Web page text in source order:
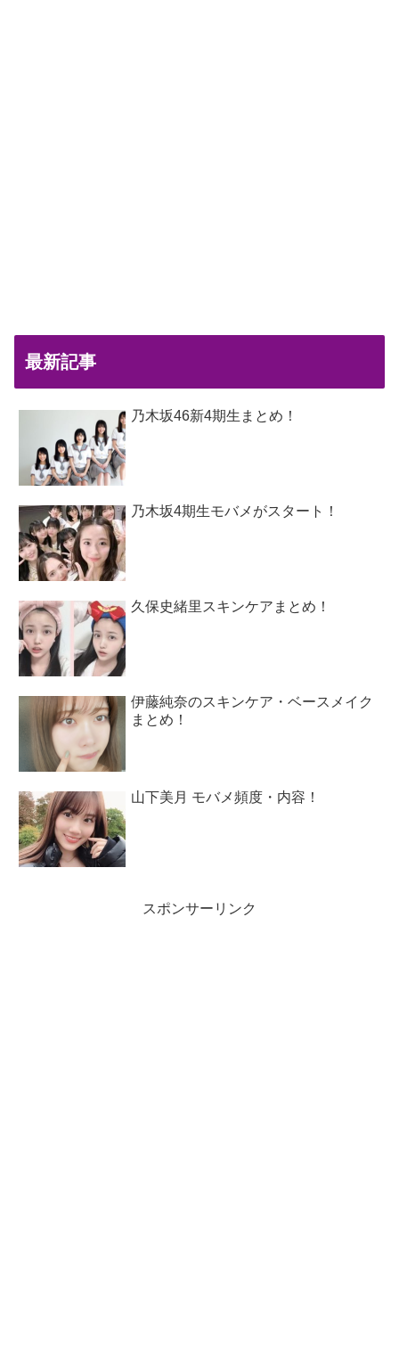
最新記事
乃木坂46新4期生まとめ！
乃木坂4期生モバメがスタート！
久保史緒里スキンケアまとめ！
伊藤純奈のスキンケア・ベースメイク
まとめ！
山下美月 モバメ頻度・内容！
スポンサーリンク